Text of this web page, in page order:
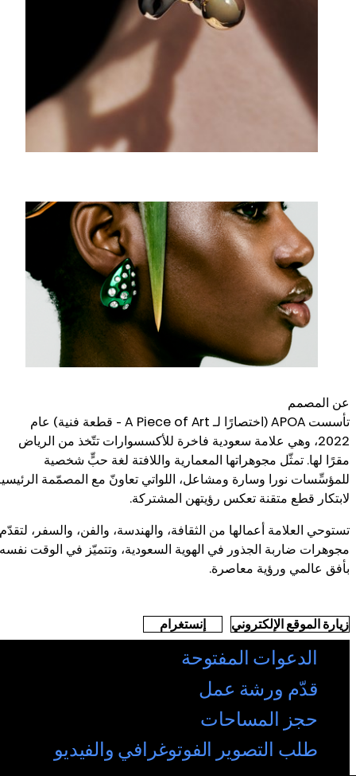
عن المصمم
تأسست APOA (اختصارًا لـ A Piece of Art - قطعة فنية) عام
2022، وهي علامة سعودية فاخرة للأكسسوارات تتّخذ من الرياض
مقرًا لها. تمثّل مجوهراتها المعمارية واللافتة لغة حبٍّ شخصية
للمؤسِّسات نورا وسارة ومشاعل، اللواتي تعاونّ مع المصمّمة
لابتكار قطع متقنة تعكس رؤيتهن المشتركة.
تستوحي العلامة أعمالها من الثقافة، والهندسة، والفن، والسفر، لتقدّم
مجوهرات ضاربة الجذور في الهوية السعودية، وتتميّز في الوقت نفسه
بأفق عالمي ورؤية معاصرة.
زيارة الموقع الإلكتروني إنستغرام
الدعوات المفتوحة
قدّم ورشة عمل
حجز المساحات
طلب التصوير الفوتوغرافي والفيديو
متاحف قطر على الخريطة